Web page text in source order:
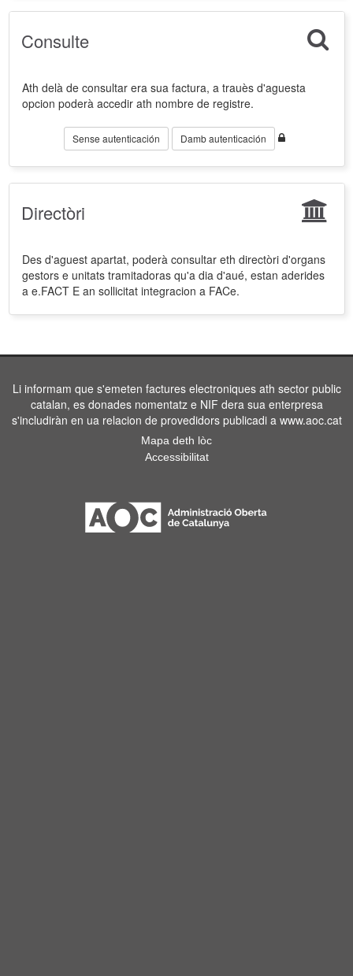
Consulte
Ath delà de consultar era sua factura, a trauès d'aguesta
opcion poderà accedir ath nombre de registre.
Sense autenticación Damb autenticación
Directòri
Des d'aguest apartat, poderà consultar eth directòri d'organs
gestors e unitats tramitadoras qu'a dia d'aué, estan aderides
a e.FACT E an sollicitat integracion a FACe.
Li informam que s'emeten factures electroniques ath sector public
catalan, es donades nomentatz e NIF dera sua enterpresa
s'includiràn en ua relacion de provedidors publicadi a www.aoc.cat
Mapa deth lòc
Accessibilitat